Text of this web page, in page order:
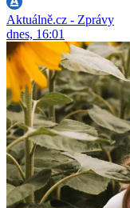
Aktuálně.cz - Zprávy
dnes, 16:01